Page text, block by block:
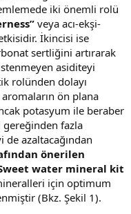
iki önemli rolü
veya acı-ekşi-
İkincisi ise
sertliğini artırarak
asiditeyi
rolünden dolayı
ön plana
potasyum ile beraber
gereğinden fazla
azaltacağından
önerilen
water mineral kit
için optimum
(Bkz. Şekil 1).